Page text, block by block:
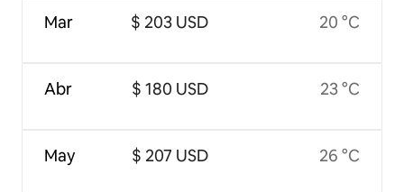
Mar
Abr
May
$ 203 USD
$ 180 USD
$ 207 USD
20 °C
23 °C
26 °C